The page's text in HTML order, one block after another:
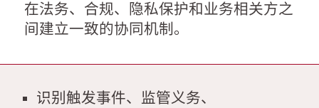
在法务、合规、隐私保护和业务相关方之
间建立一致的协同机制。
识别触发事件、监管义务、